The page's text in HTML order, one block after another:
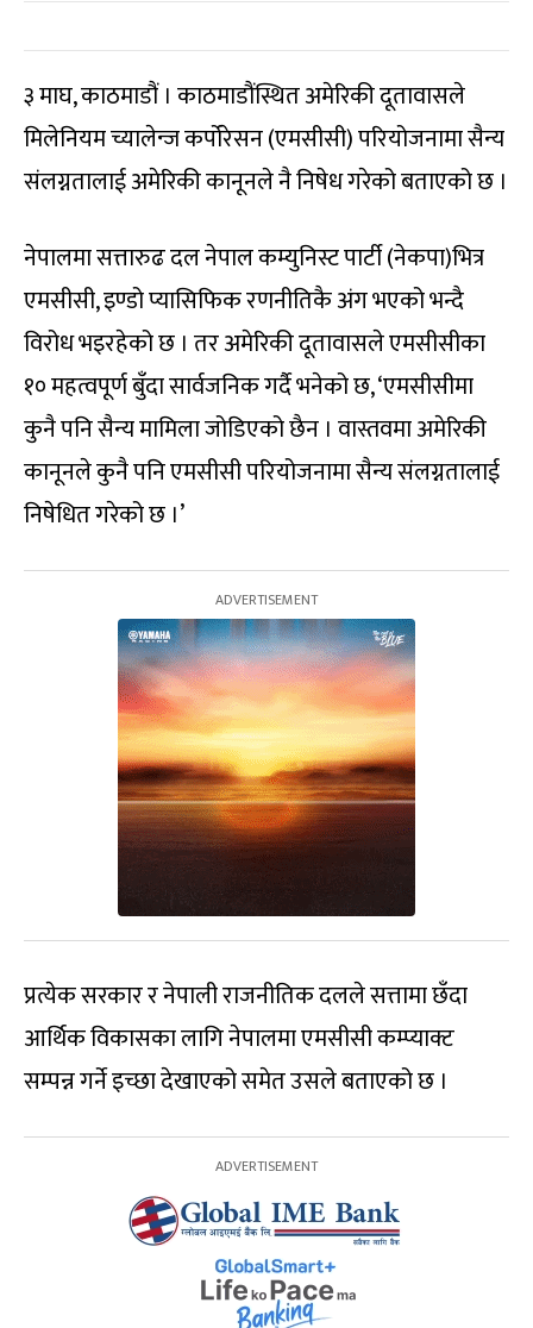
३ माघ, काठमाडौं । काठमाडौंस्थित अमेरिकी दूतावासले
मिलेनियम च्यालेन्ज कर्पोरेसन (एमसीसी) परियोजनामा सैन्य
संलग्नतालाई अमेरिकी कानूनले नै निषेध गरेको बताएको छ ।
नेपालमा सत्तारुढ दल नेपाल कम्युनिस्ट पार्टी (नेकपा)भित्र
एमसीसी, इण्डो प्यासिफिक रणनीतिकै अंग भएको भन्दै
विरोध भइरहेको छ । तर अमेरिकी दूतावासले एमसीसीका
१० महत्वपूर्ण बुँदा सार्वजनिक गर्दै भनेको छ, ‘एमसीसीमा
कुनै पनि सैन्य मामिला जोडिएको छैन । वास्तवमा अमेरिकी
कानूनले कुनै पनि एमसीसी परियोजनामा सैन्य संलग्नतालाई
निषेधित गरेको छ ।’
प्रत्येक सरकार र नेपाली राजनीतिक दलले सत्तामा छँदा
आर्थिक विकासका लागि नेपालमा एमसीसी कम्प्याक्ट
सम्पन्न गर्ने इच्छा देखाएको समेत उसले बताएको छ ।